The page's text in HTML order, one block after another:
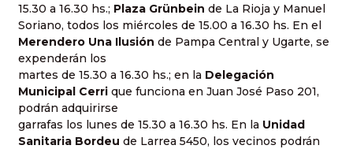
15.30 a 16.30 hs.; Plaza Grünbein de La Rioja y Manuel
Soriano, todos los miércoles de 15.00 a 16.30 hs. En el
Merendero Una Ilusión de Pampa Central y Ugarte, se
expenderán los
martes de 15.30 a 16.30 hs.; en la Delegación
Municipal Cerri que funciona en Juan José Paso 201,
podrán adquirirse
garrafas los lunes de 15.30 a 16.30 hs. En la Unidad
Sanitaria Bordeu de Larrea 5450, los vecinos podrán